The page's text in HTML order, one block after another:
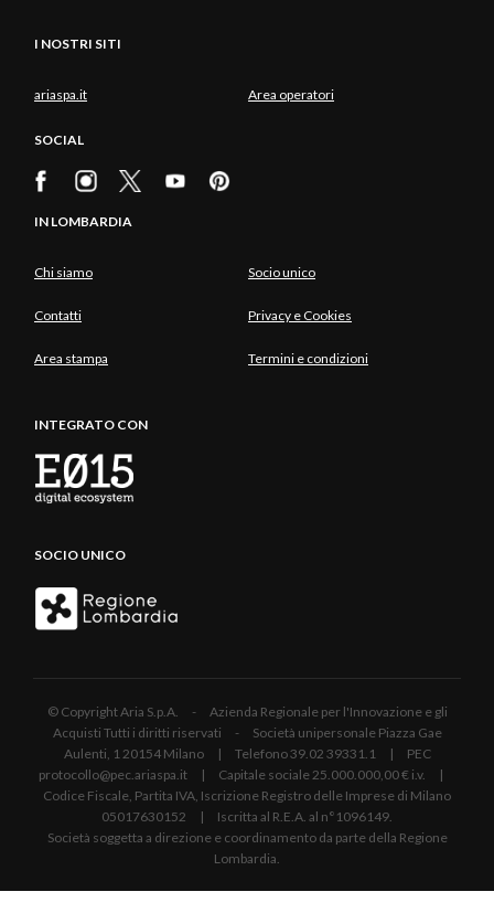
I NOSTRI SITI
ariaspa.it Area operatori
SOCIAL
IN LOMBARDIA
Chi siamo Socio unico
Contatti Privacy e Cookies
Area stampa Termini e condizioni
INTEGRATO CON
SOCIO UNICO
© Copyright Aria S.p.A. - Azienda Regionale per l'Innovazione e gli
Acquisti Tutti i diritti riservati - Società unipersonale Piazza Gae
Aulenti, 1 20154 Milano | Telefono 39.02 39331.1 | PEC
protocollo@pec.ariaspa.it | Capitale sociale 25.000.000,00 € i.v. |
Codice Fiscale, Partita IVA, Iscrizione Registro delle Imprese di Milano
05017630152 | Iscritta al R.E.A. al n°1096149.
Società soggetta a direzione e coordinamento da parte della Regione
Lombardia.